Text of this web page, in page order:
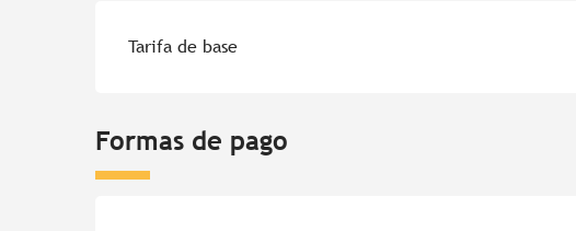
Tarifas 2026
Tarifa de base
Formas de pago